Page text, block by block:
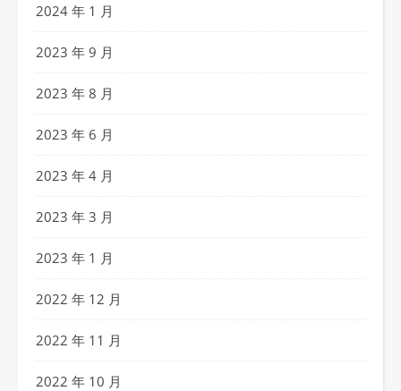
2024 年 1 月
2023 年 9 月
2023 年 8 月
2023 年 6 月
2023 年 4 月
2023 年 3 月
2023 年 1 月
2022 年 12 月
2022 年 11 月
2022 年 10 月